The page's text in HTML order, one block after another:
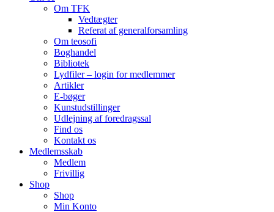
Om TFK
Vedtægter
Referat af generalforsamling
Om teosofi
Boghandel
Bibliotek
Lydfiler – login for medlemmer
Artikler
E-bøger
Kunstudstillinger
Udlejning af foredragssal
Find os
Kontakt os
Medlemsskab
Medlem
Frivillig
Shop
Shop
Min Konto